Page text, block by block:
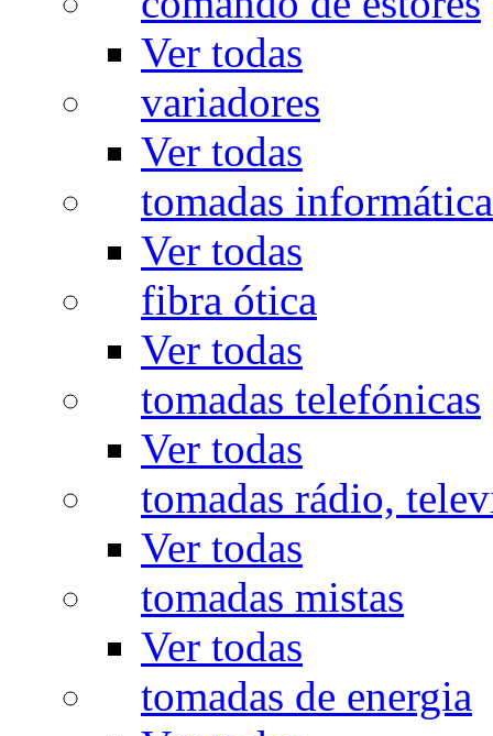
Ver todas
variadores
Ver todas
tomadas
Ver todas
fibra ótica
Ver todas
tomadas telefónicas
Ver todas
tomadas rádio,
Ver todas
tomadas mistas
Ver todas
tomadas de energia